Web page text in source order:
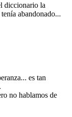
diccionario la
abandonado...
es tan
no hablamos de